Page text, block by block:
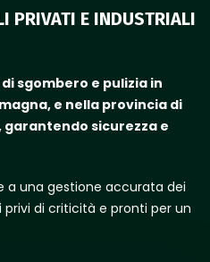
PRIVATI E INDUSTRIALI
sgombero e pulizia in
e nella provincia di
garantendo sicurezza e
a una gestione accurata dei
di criticità e pronti per un